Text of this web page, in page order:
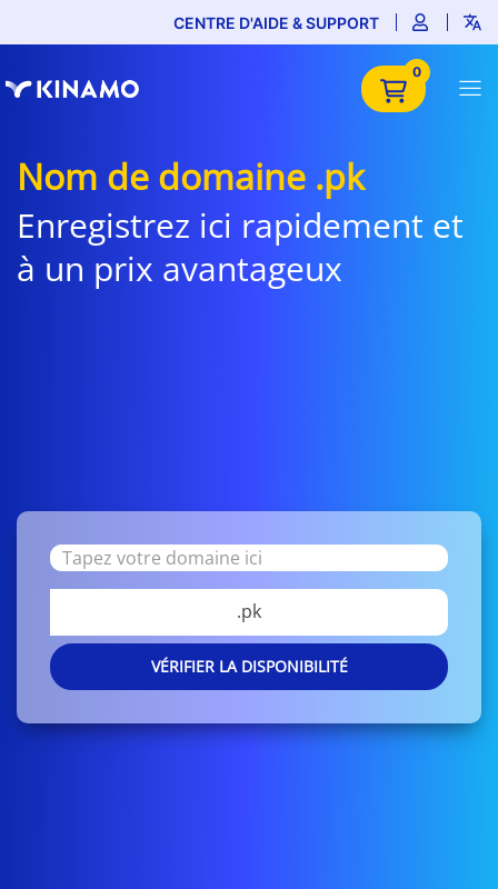
CENTRE D'AIDE & SUPPORT
0
Nom de domaine .pk
Enregistrez ici rapidement et
à un prix avantageux
.pk
VÉRIFIER LA DISPONIBILITÉ